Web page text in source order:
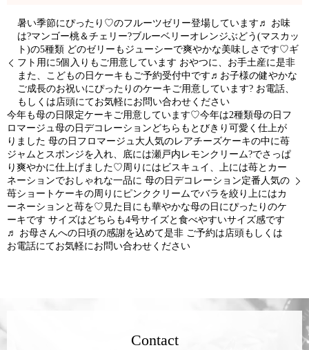
暑い季節にぴったり♡のフルーツゼリー登場しています♬ お味
は?マンゴー桃＆チェリー?ブルーベリーオレンジぶどう(マスカッ
ト)の5種類 どのゼリーもジューシーで爽やかな美味しさです♡ギ
フト用に5個入りもご用意しています おやつに、お手土産に是非
また、こどもの日ケーキもご予約受付中です♬お子様の健やかな
ご成長のお祝いにぴったりのケーキご用意しています? お電話、
もしくは店頭にてお気軽にお問い合わせください
今年も母の日限定ケーキご用意しています♡今年は2種類︎母の日フ
ロマージュ︎︎母の日デコレーション︎どちらもとびきり可愛く仕上が
りました ︎母の日フロマージュ︎大人気のレアチーズケーキの中に苺
ジャムとスポンジを入れ、底には瀬戸内レモンクリーム?でさっぱ
り爽やかに仕上げました♡周りにはビスキュイ、上には苺とカー
ネーションでおしゃれな一品に ︎母の日デコレーション︎定番人気の
苺ショートケーキの周りにピンククリームでバラを絞り上にはカ
ーネーションと苺を♡見た目にも華やかな母の日にぴったりのケ
ーキです サイズはどちらも4号サイズと食べやすいサイズ感です
♬ お母さんへの日頃の感謝を込めて是非 ご予約は店頭もしくは
お電話にてお気軽にお問い合わせください️
Contact